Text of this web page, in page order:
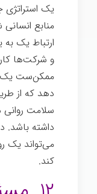
یک
منابع
ارتباط یک به
و شرکت‌ها
ممکن‌ست یک
دهد که از
سلامت روانی
داشته باشد.
می‌تواند یک
کند.